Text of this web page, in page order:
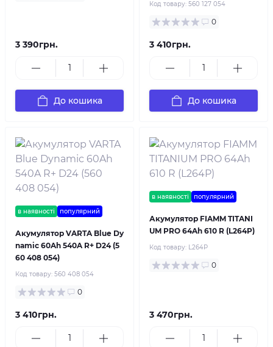
3 390грн.
До кошика
Код товару: 560 127 054
0
3 410грн.
До кошика
в наявності популярний
Акумулятор VARTA Blue Dy
namic 60Ah 540A R+ D24 (5
60 408 054)
Код товару: 560 408 054
0
3 410грн.
в наявності популярний
Акумулятор FIAMM TITANI
UM PRO 64Ah 610 R (L264P)
Код товару: L264P
0
3 470грн.